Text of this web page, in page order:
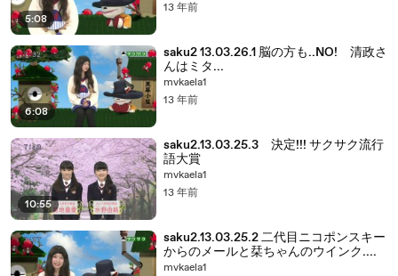
5:08
13 年前
6:08
saku2 13.03.26.1 脳の方も..NO! 清政さ
んはミタ...
mvkaela1
13 年前
10:55
saku2.13.03.25.3 決定!!! サクサク流行
語大賞
mvkaela1
13 年前
saku2.13.03.25.2 二代目ニコポンスキー
からのメールと栞ちゃんのウインク....
mvkaela1